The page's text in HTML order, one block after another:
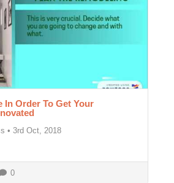
In Order To Get Your
• 3rd Oct, 2018
0